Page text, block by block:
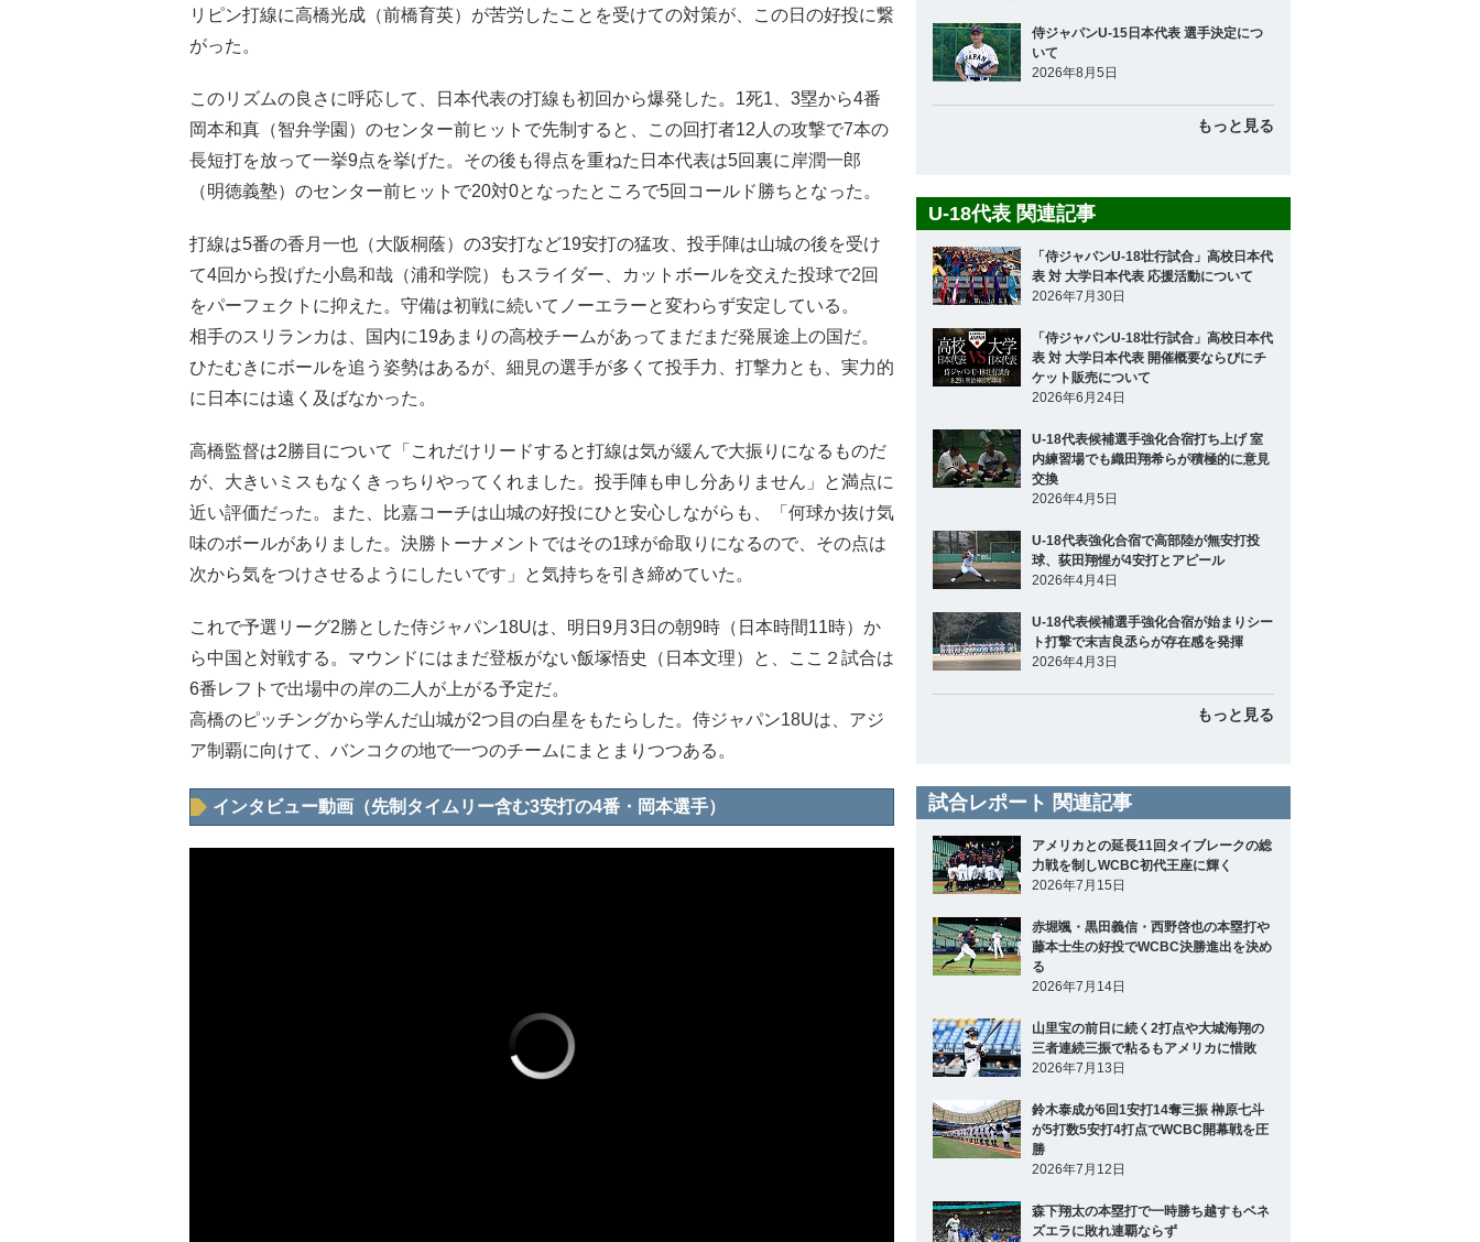
リピン打線に高橋光成（前橋育英）が苦労したことを受けての対策が、この日の好投に繋
がった。
このリズムの良さに呼応して、日本代表の打線も初回から爆発した。1死1、3塁から4番
岡本和真（智弁学園）のセンター前ヒットで先制すると、この回打者12人の攻撃で7本の
長短打を放って一挙9点を挙げた。その後も得点を重ねた日本代表は5回裏に岸潤一郎
（明徳義塾）のセンター前ヒットで20対0となったところで5回コールド勝ちとなった。
打線は5番の香月一也（大阪桐蔭）の3安打など19安打の猛攻、投手陣は山城の後を受け
て4回から投げた小島和哉（浦和学院）もスライダー、カットボールを交えた投球で2回
をパーフェクトに抑えた。守備は初戦に続いてノーエラーと変わらず安定している。
相手のスリランカは、国内に19あまりの高校チームがあってまだまだ発展途上の国だ。
ひたむきにボールを追う姿勢はあるが、細見の選手が多くて投手力、打撃力とも、実力的
に日本には遠く及ばなかった。
高橋監督は2勝目について「これだけリードすると打線は気が緩んで大振りになるものだ
が、大きいミスもなくきっちりやってくれました。投手陣も申し分ありません」と満点に
近い評価だった。また、比嘉コーチは山城の好投にひと安心しながらも、「何球か抜け気
味のボールがありました。決勝トーナメントではその1球が命取りになるので、その点は
次から気をつけさせるようにしたいです」と気持ちを引き締めていた。
これで予選リーグ2勝とした侍ジャパン18Uは、明日9月3日の朝9時（日本時間11時）か
ら中国と対戦する。マウンドにはまだ登板がない飯塚悟史（日本文理）と、ここ２試合は
6番レフトで出場中の岸の二人が上がる予定だ。
高橋のピッチングから学んだ山城が2つ目の白星をもたらした。侍ジャパン18Uは、アジ
ア制覇に向けて、バンコクの地で一つのチームにまとまりつつある。
インタビュー動画（先制タイムリー含む3安打の4番・岡本選手）
侍ジャパンU-15日本代表 選手決定につ
いて
2026年8月5日
もっと見る
U-18代表 関連記事
「侍ジャパンU-18壮行試合」高校日本代
表 対 大学日本代表 応援活動について
2026年7月30日
「侍ジャパンU-18壮行試合」高校日本代
表 対 大学日本代表 開催概要ならびにチ
ケット販売について
2026年6月24日
U-18代表候補選手強化合宿打ち上げ 室
内練習場でも織田翔希らが積極的に意見
交換
2026年4月5日
U-18代表強化合宿で高部陸が無安打投
球、荻田翔惺が4安打とアピール
2026年4月4日
U-18代表候補選手強化合宿が始まりシー
ト打撃で末吉良丞らが存在感を発揮
2026年4月3日
もっと見る
試合レポート 関連記事
アメリカとの延長11回タイブレークの総
力戦を制しWCBC初代王座に輝く
2026年7月15日
赤堀颯・黒田義信・西野啓也の本塁打や
藤本士生の好投でWCBC決勝進出を決め
る
2026年7月14日
山里宝の前日に続く2打点や大城海翔の
三者連続三振で粘るもアメリカに惜敗
2026年7月13日
鈴木泰成が6回1安打14奪三振 榊原七斗
が5打数5安打4打点でWCBC開幕戦を圧
勝
2026年7月12日
森下翔太の本塁打で一時勝ち越すもベネ
ズエラに敗れ連覇ならず